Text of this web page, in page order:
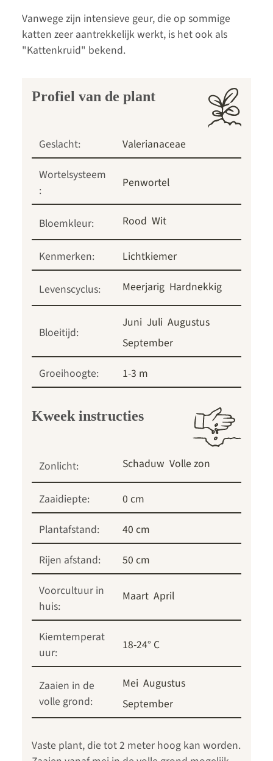
Vanwege zijn intensieve geur, die op sommige
katten zeer aantrekkelijk werkt, is het ook als
"Kattenkruid" bekend.
Profiel van de plant
Geslacht:
Valerianaceae
Wortelsysteem
:
Penwortel
Bloemkleur: Rood Wit
Kenmerken: Lichtkiemer
Levenscyclus: Meerjarig Hardnekkig
Bloeitijd:
Juni Juli Augustus
September
Groeihoogte:
1-3 m
Kweek instructies
Zonlicht: Schaduw Volle zon
Zaaidiepte:
0 cm
Plantafstand:
40 cm
Rijen afstand:
50 cm
Voorcultuur in
huis:
Maart April
Kiemtemperat
uur:
18-24° C
Zaaien in de
volle grond:
Mei Augustus
September
Vaste plant, die tot 2 meter hoog kan worden.